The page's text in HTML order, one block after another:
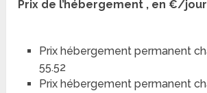
Prix de l’hébergement , en €/
Prix hébergement permanent
55.52
Prix hébergement permanent